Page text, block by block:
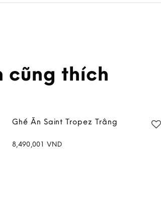
cũng thích
Ghế Ăn Saint Tropez Trắng
8,490,001 VND